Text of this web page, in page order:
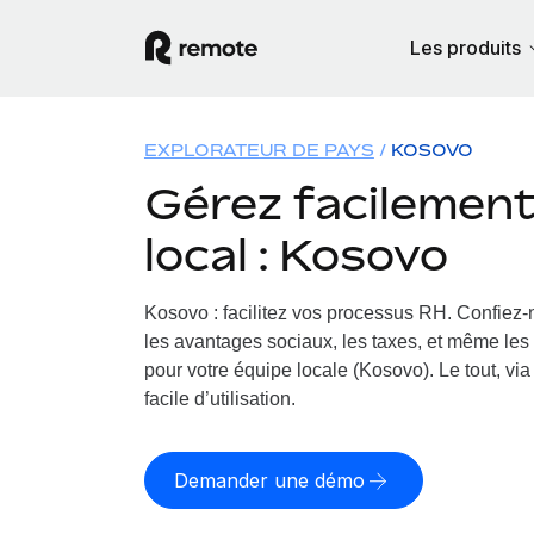
Les produits
EXPLORATEUR DE PAYS KOSOVO
Gérez facilement
local : Kosovo
Kosovo : facilitez vos processus RH. Confiez-
les avantages sociaux, les taxes, et même les
pour votre équipe locale (Kosovo). Le tout,
facile d’utilisation.
Demander une démo